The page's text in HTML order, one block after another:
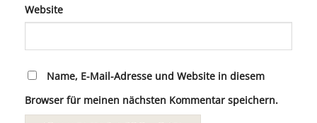
Website
Name, E-Mail-Adresse und Website in diesem
Browser für meinen nächsten Kommentar speichern.